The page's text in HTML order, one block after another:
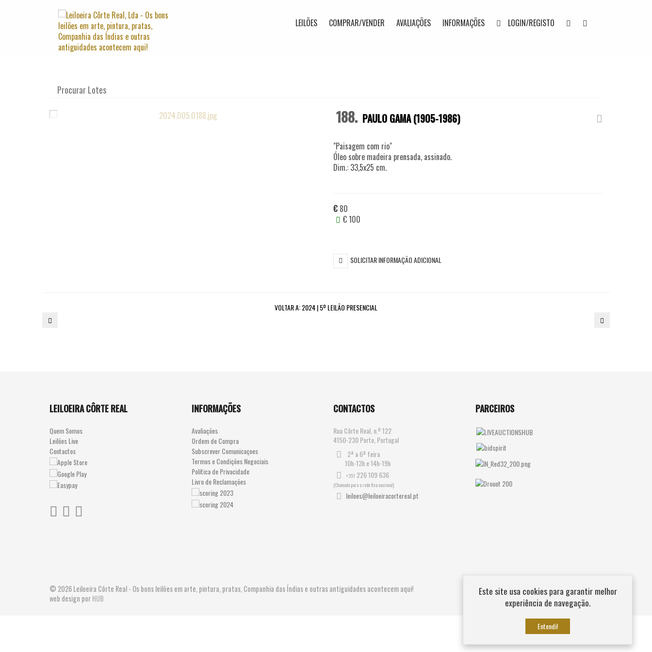
LEILÕES COMPRAR/VENDER AVALIAÇÕES INFORMAÇÕES LOGIN/REGISTO
188. PAULO GAMA (1905-1986)
"Paisagem com rio"
Óleo sobre madeira prensada, assinado.
Dim.: 33,5x25 cm.
€ 80
€ 100
SOLICITAR INFORMAÇÃO ADICIONAL
VOLTAR A:2024 | 5º LEILÃO PRESENCIAL
LEILOEIRA CÔRTE REAL
Quem Somos
Leilões Live
Contactos
INFORMAÇÕES
Avaliações
Ordem de Compra
Subscrever Comunicaçoes
Termos e Condições Negociais
Política de Privacidade
Livro de Reclamações
CONTACTOS
Rua Côrte Real, n.º 122
4150-230 Porto, Portugal
2ª a 6ª feira
10h-13h e 14h-19h
+351 226 109 636
(Chamada para a rede fixa nacional)
leiloes@leiloeiracortereal.pt
PARCEIROS
© 2026 Leiloeira Côrte Real - Os bons leilões em arte, pintura, pratas, Companhia das Índias e outras antiguidades acontecem aqui!
web design porHUB
Este site usa cookies para garantir melhor
experiência de navegação.
Entendi!